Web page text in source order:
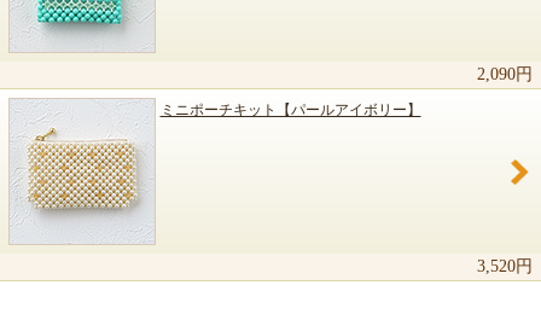
2,090円
ミニポーチキット【パールアイボリー】
3,520円